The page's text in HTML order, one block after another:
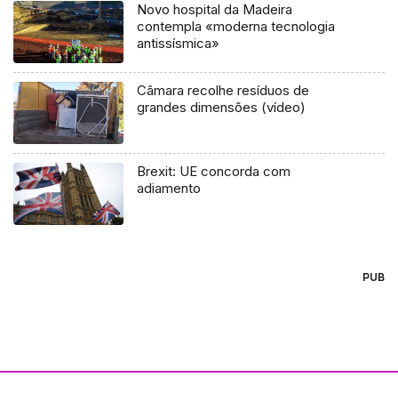
Novo hospital da Madeira
contempla «moderna tecnologia
antissísmica»
Câmara recolhe resíduos de
grandes dimensões (vídeo)
Brexit: UE concorda com
adiamento
PUB